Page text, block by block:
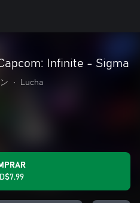
Infinite - Sigma
• Lucha